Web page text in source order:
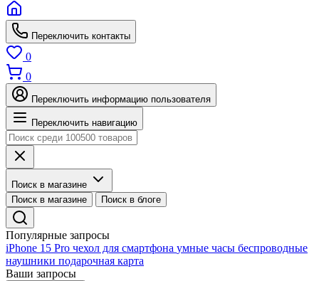
Переключить контакты
0
0
Переключить информацию пользователя
Переключить навигацию
Поиск в магазине
Поиск в магазине
Поиск в блоге
Популярные запросы
iPhone 15 Pro чехол для смартфона умные часы беспроводные
наушники подарочная карта
Ваши запросы